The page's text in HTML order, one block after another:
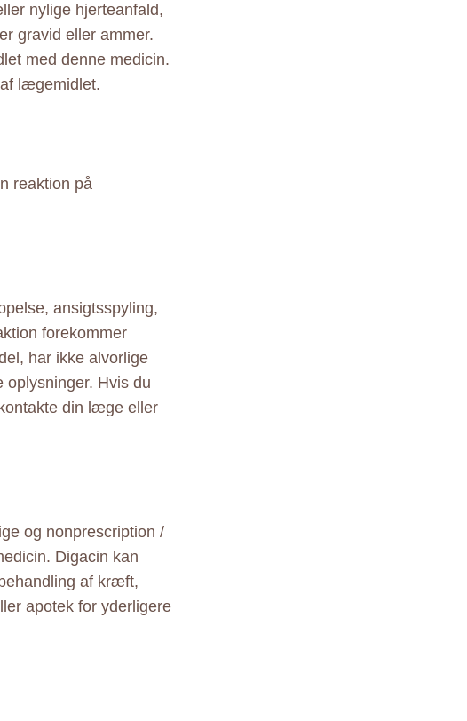
nylige hjerteanfald,
gravid eller ammer.
med denne medicin.
lægemidlet.
reaktion på
ansigtsspyling,
forekommer
har ikke alvorlige
Hvis du
din læge eller
og nonprescription /
Digacin kan
af kræft,
apotek for yderligere